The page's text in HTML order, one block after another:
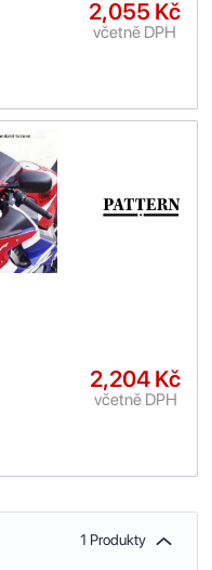
2,055 Kč
včetně DPH
2,204 Kč
včetně DPH
1 Produkty